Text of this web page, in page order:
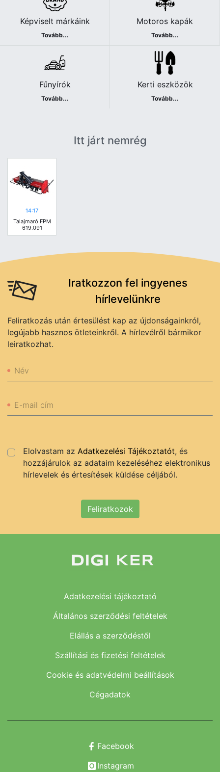
Képviselt márkáink
Tovább...
Motoros kapák
Tovább...
Fűnyírók
Tovább...
Kerti eszközök
Tovább...
Itt járt nemrég
14:17
Talajmaró FPM
619.091
Iratkozzon fel ingyenes
hírlevelünkre
Feliratkozás után értesülést kap az újdonságainkról,
legújabb hasznos ötleteinkről. A hírlevélről bármikor
leiratkozhat.
Név
E-mail cím
Elolvastam az Adatkezelési Tájékoztatót, és
hozzájárulok az adataim kezeléséhez elektronikus
hírlevelek és értesítések küldése céljából.
Feliratkozok
Adatkezelési tájékoztató
Általános szerződési feltételek
Elállás a szerződéstől
Szállítási és fizetési feltételek
Cookie és adatvédelmi beállítások
Cégadatok
Facebook
Instagram